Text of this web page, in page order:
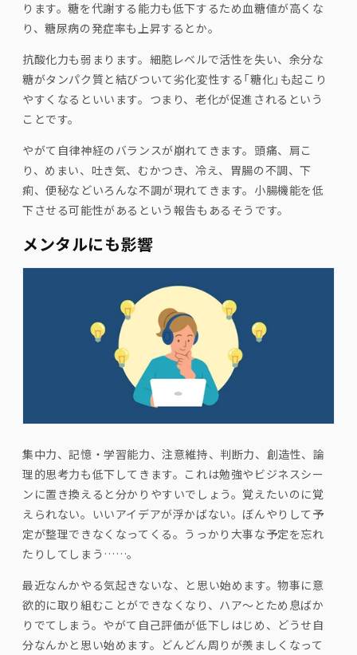
ります。糖を代謝する能力も低下するため血糖値が高くな
り、糖尿病の発症率も上昇するとか。
抗酸化力も弱まります。細胞レベルで活性を失い、余分な
糖がタンパク質と結びついて劣化変性する「糖化」も起こり
やすくなるといいます。つまり、老化が促進されるという
ことです。
やがて自律神経のバランスが崩れてきます。頭痛、肩こ
り、めまい、吐き気、むかつき、冷え、胃腸の不調、下
痢、便秘などいろんな不調が現れてきます。小腸機能を低
下させる可能性があるという報告もあるそうです。
メンタルにも影響
集中力、記憶・学習能力、注意維持、判断力、創造性、論
理的思考力も低下してきます。これは勉強やビジネスシー
ンに置き換えると分かりやすいでしょう。覚えたいのに覚
えられない。いいアイデアが浮かばない。ぼんやりして予
定が整理できなくなってくる。うっかり大事な予定を忘れ
たりしてしまう……。
最近なんかやる気起きないな、と思い始めます。物事に意
欲的に取り組むことができなくなり、ハア～とため息ばか
りでてしまう。やがて自己評価が低下しはじめ、どうせ自
分なんかと思い始めます。どんどん周りが羨ましくなって